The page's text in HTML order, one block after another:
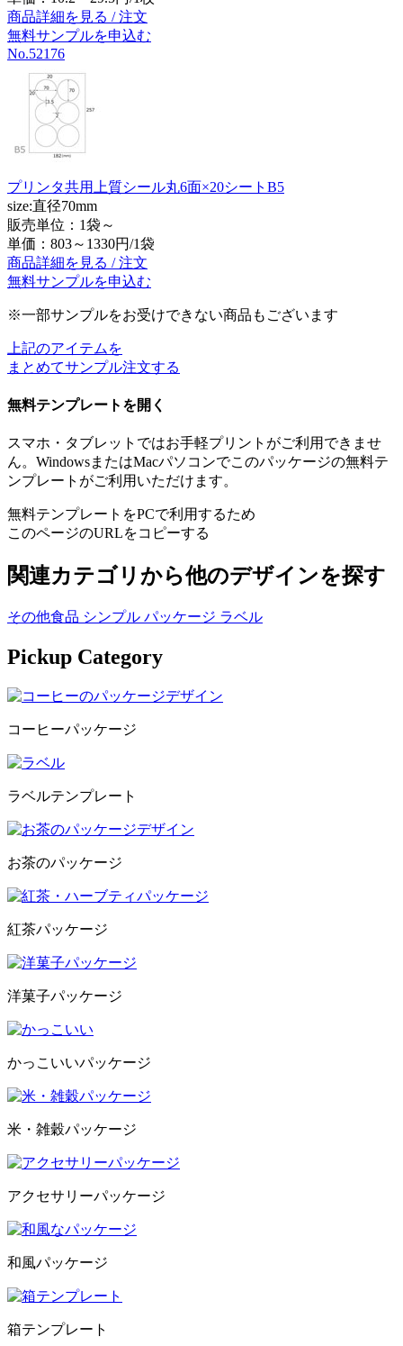
商品詳細を見る / 注文
無料サンプルを申込む
No.52176
プリンタ共用上質シール丸6面×20シートB5
size:直径70mm
販売単位：1袋～
単価： 803～1330円/1袋
商品詳細を見る / 注文
無料サンプルを申込む
※一部サンプルをお受けできない商品もございます
上記のアイテムを
まとめてサンプル注文する
無料テンプレートを開く
スマホ・タブレットではお手軽プリントがご利用できませ
ん。WindowsまたはMacパソコンでこのパッケージの無料テ
ンプレートがご利用いただけます。
無料テンプレートをPCで利用するため
このページのURLをコピーする
関連カテゴリから他のデザインを探す
その他食品 シンプル パッケージ ラベル
Pickup Category
コーヒーパッケージ
ラベルテンプレート
お茶のパッケージ
紅茶パッケージ
洋菓子パッケージ
かっこいいパッケージ
米・雑穀パッケージ
アクセサリーパッケージ
和風パッケージ
箱テンプレート